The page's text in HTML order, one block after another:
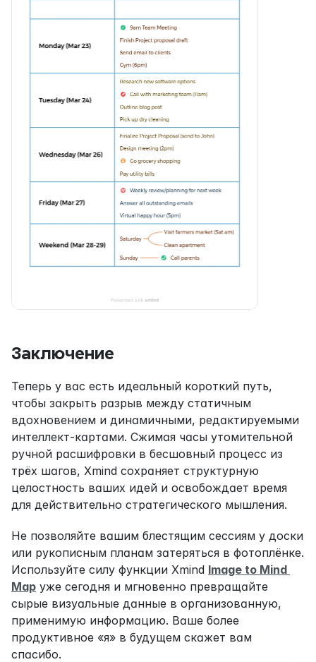
Заключение
Теперь у вас есть идеальный короткий путь,
чтобы закрыть разрыв между статичным
вдохновением и динамичными, редактируемыми
интеллект-картами. Сжимая часы утомительной
ручной расшифровки в бесшовный процесс из
трёх шагов, Xmind сохраняет структурную
целостность ваших идей и освобождает время
для действительно стратегического мышления.
Не позволяйте вашим блестящим сессиям у доски
или рукописным планам затеряться в фотоплёнке.
Используйте силу функции Xmind Image to Mind
Map уже сегодня и мгновенно превращайте
сырые визуальные данные в организованную,
применимую информацию. Ваше более
продуктивное «я» в будущем скажет вам
спасибо.